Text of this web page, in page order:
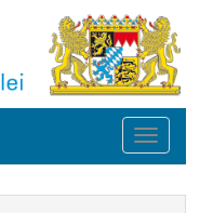
Toggle